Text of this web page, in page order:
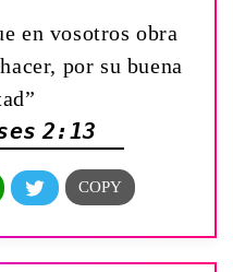
en vosotros obra
por su buena
2:13